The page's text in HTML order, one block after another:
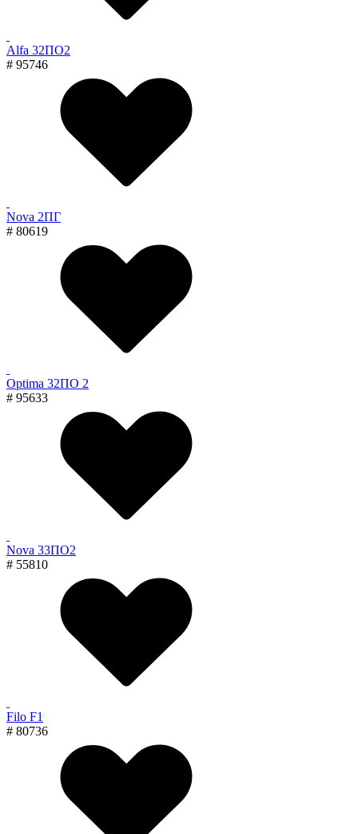
Alfa 32ПО2
# 95746
Nova 2ПГ
# 80619
Optima 32ПО 2
# 95633
Nova 33ПО2
# 55810
Filo F1
# 80736